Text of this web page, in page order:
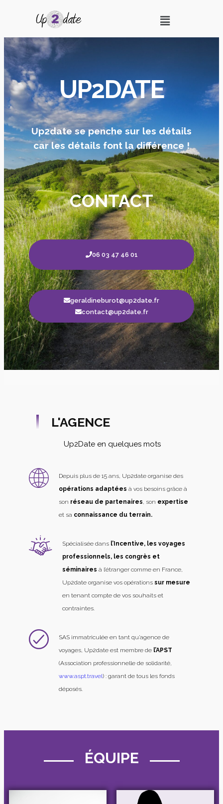
UP2DATE
Up2date se penche sur les détails
car les détails font la différence !
CONTACT
06 03 47 46 01
geraldineburot@up2date.fr
contact@up2date.fr
L'AGENCE
Up2Date en quelques mots
Depuis plus de 15 ans, Up2date organise des
opérations adaptées à vos besoins grâce à
son réseau de partenaires, son expertise
et sa connaissance du terrain.
Spécialisée dans l’Incentive, les voyages
professionnels, les congrès et
séminaires à l’étranger comme en France,
Up2date organise vos opérations sur mesure
en tenant compte de vos souhaits et
contraintes.
SAS immatriculée en tant qu’agence de
voyages, Up2date est membre de l’APST
(Association professionnelle de solidarité,
www.aspt.travel) : garant de tous les fonds
déposés.
ÉQUIPE